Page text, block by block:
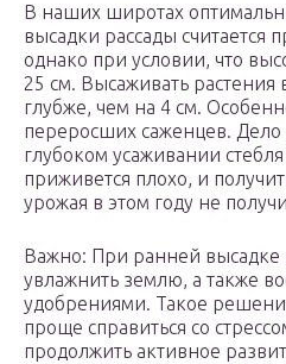
В наших широтах
высадки рассады считается
однако при условии, что
25 см. Высаживать растения
глубже, чем на 4 см.
переросших саженцев.
глубоком усаживании стебля
приживется плохо, и
урожая в этом году не
Важно: При ранней высадке
увлажнить землю, а также
удобрениями. Такое
проще справиться со
продолжить активное